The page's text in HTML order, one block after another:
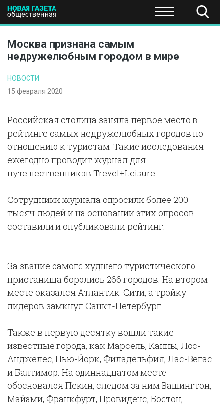
ПОЛИТИКА ЭКОНОМИКА НАУКА И
Москва признана самым
недружелюбным городом в мире
НОВОСТИ
15 февраля 2020
Российская столица заняла первое место в
рейтинге самых недружелюбных городов по
отношению к туристам. Такие исследования
ежегодно проводит журнал для
путешественников Trevel+Leisure.
Сотрудники журнала опросили более 200
тысяч людей и на основании этих опросов
составили и опубликовали рейтинг.
За звание самого худшего туристического
пристанища боролись 266 городов. На втором
месте оказался Атлантик-Сити, а тройку
лидеров замкнул Санкт-Петербург.
Также в первую десятку вошли такие
известные города, как Марсель, Канны, Лос-
Анджелес, Нью-Йорк, Филадельфия, Лас-Вегас
и Балтимор. На одиннадцатом месте
обосновался Пекин, следом за ним Вашингтон,
Майами, Франкфурт, Провиденс, Бостон,